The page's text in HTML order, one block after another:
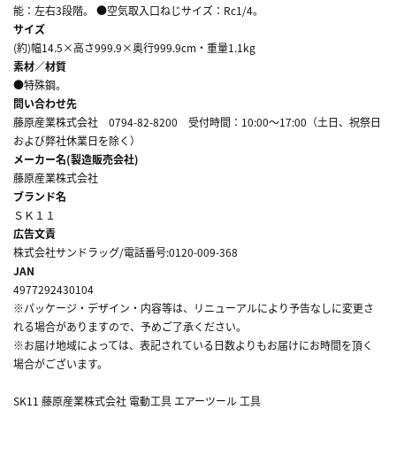
能：左右3段階。 ●空気取入口ねじサイズ：Rc1/4。
サイズ
(約)幅14.5×高さ999.9×奥行999.9cm・重量1.1kg
素材／材質
●特殊鋼。
問い合わせ先
藤原産業株式会社 0794-82-8200 受付時間：10:00～17:00（土日、祝祭日
および弊社休業日を除く）
メーカー名(製造販売会社)
藤原産業株式会社
ブランド名
ＳＫ１１
広告文責
株式会社サンドラッグ/電話番号:0120-009-368
JAN
4977292430104
※パッケージ・デザイン・内容等は、リニューアルにより予告なしに変更さ
れる場合がありますので、予めご了承ください。
※お届け地域によっては、表記されている日数よりもお届けにお時間を頂く
場合がございます。
SK11 藤原産業株式会社 電動工具 エアーツール 工具